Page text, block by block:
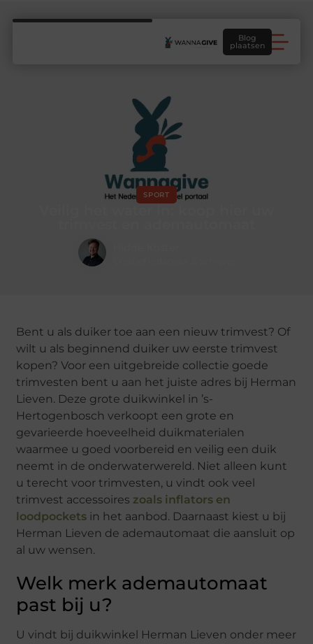
Blog
plaatsen
SPORT
Bent u als duiker toe aan een nieuw trimvest? Of
wilt u als beginnend duiker uw eerste trimvest
kopen? Voor een uitgebreide collectie goede
trimvesten bent u aan het juiste adres bij Herman
Lieven. Deze grote duikwinkel in ’s-
Hertogenbosch verkoopt een grote en
gevarieerde hoeveelheid duikmaterialen
waarmee u goed voorbereid en veilig een duik
neemt in de onderwaterwereld. Niet alleen kunt
u terecht voor trimvesten, u vindt ook veel
trimvest accessoires zoals inflators en
loodpockets in het aanbod. Daarnaast kiest u bij
Herman Lieven de ademautomaat die aansluit op
al uw wensen.
Welk merk ademautomaat
past bij u?
U vindt bij duikwinkel Herman Lieven onder meer